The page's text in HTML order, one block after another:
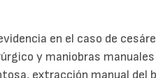
en el caso de
y maniobras
extracción manual del